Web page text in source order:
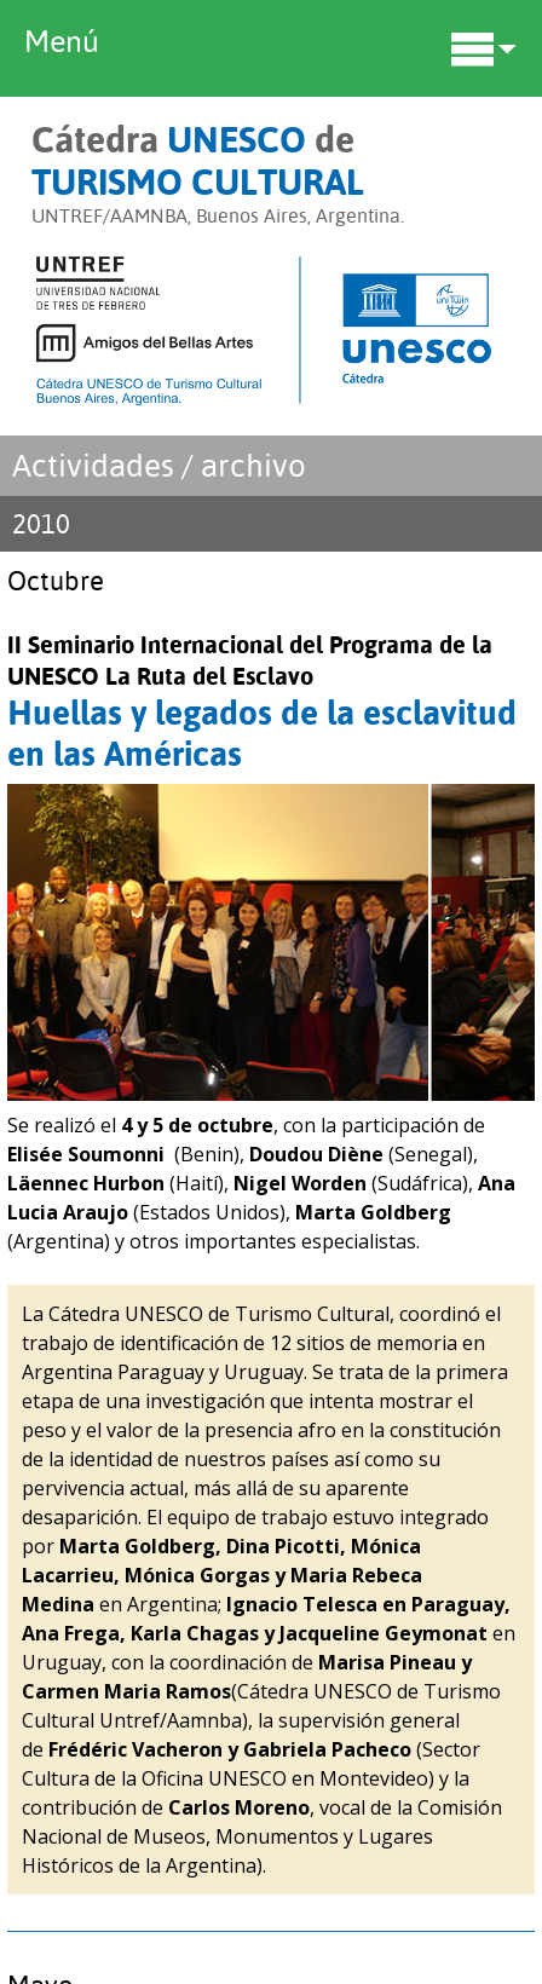
Cátedra UNESCO de
TURISMO CULTURAL
UNTREF/AAMNBA, Buenos Aires, Argentina.
Menú
Actividades / archivo
2010
Octubre
II Seminario Internacional del Programa de la
UNESCO La Ruta del Esclavo
Huellas y legados de la esclavitud
en las Américas
Se realizó el 4 y 5 de octubre, con la participación de
Elisée Soumonni (Benin), Doudou Diène (Senegal),
Läennec Hurbon (Haití), Nigel Worden (Sudáfrica), Ana
Lucia Araujo(Estados Unidos), Marta Goldberg
(Argentina) y otros importantes especialistas.
La Cátedra UNESCO de Turismo Cultural, coordinó el
trabajo de identificación de 12 sitios de memoria en
Argentina Paraguay y Uruguay. Se trata de la primera
etapa de una investigación que intenta mostrar el
peso y el valor de la presencia afro en la constitución
de la identidad de nuestros países así como su
pervivencia actual, más allá de su aparente
desaparición. El equipo de trabajo estuvo integrado
por Marta Goldberg, Dina Picotti, Mónica
Lacarrieu, Mónica Gorgas y Maria Rebeca
Medina en Argentina; Ignacio Telesca en Paraguay,
Ana Frega, Karla Chagas y Jacqueline Geymonat en
Uruguay, con la coordinación de Marisa Pineau y
Carmen Maria Ramos(Cátedra UNESCO de Turismo
Cultural Untref/Aamnba), la supervisión general
de Frédéric Vacheron y Gabriela Pacheco(Sector
Cultura de la Oficina UNESCO en Montevideo) y la
contribución de Carlos Moreno, vocal de la Comisión
Nacional de Museos, Monumentos y Lugares
Históricos de la Argentina).